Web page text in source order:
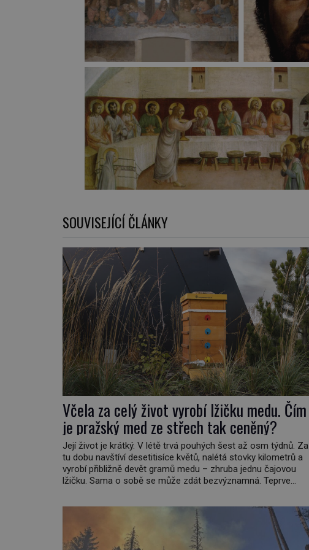
SOUVISEJÍCÍ ČLÁNKY
Včela za celý život vyrobí lžičku medu. Čím
je pražský med ze střech tak ceněný?
Její život je krátký. V létě trvá pouhých šest až osm týdnů. Za
tu dobu navštíví desetitisíce květů, nalétá stovky kilometrů a
vyrobí přibližně devět gramů medu – zhruba jednu čajovou
lžičku. Sama o sobě se může zdát bezvýznamná. Teprve
včelstva, vznikne jeden z nejdokonalejších organismů […]